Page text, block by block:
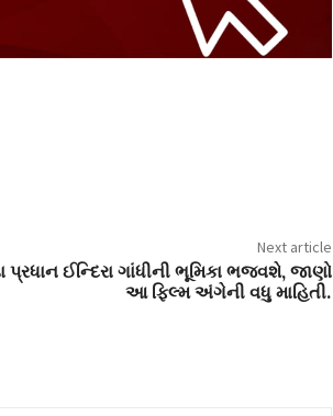
Next article
પ્રધાન ઈન્દિરા ગાંધીની ભૂમિકા ભજવશે, જાણો
આ ફિલ્મ અંગેની વધુ માહિતી.